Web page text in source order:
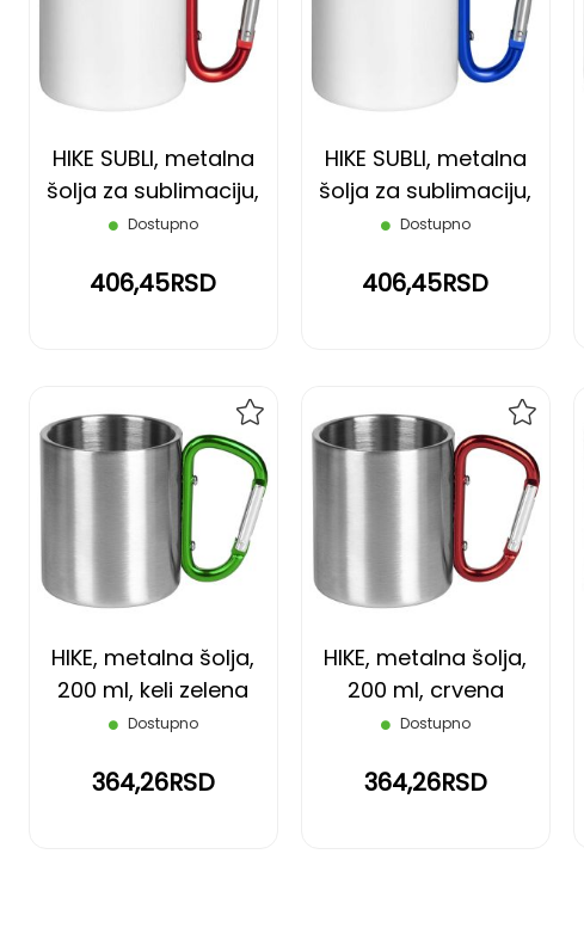
HIKE SUBLI, metalna
šolja za sublimaciju,
200 ml, crvena
Dostupno
406,45RSD
LISTU
HIKE SUBLI, metalna
šolja za sublimaciju,
200 ml, plava
Dostupno
406,45RSD
LISTU
HIKE, metalna šolja,
200 ml, keli zelena
Dostupno
364,26RSD
DODAJ
NA
LISTU
HIKE, metalna šolja,
200 ml, crvena
Dostupno
364,26RSD
DODAJ
NA
LISTU